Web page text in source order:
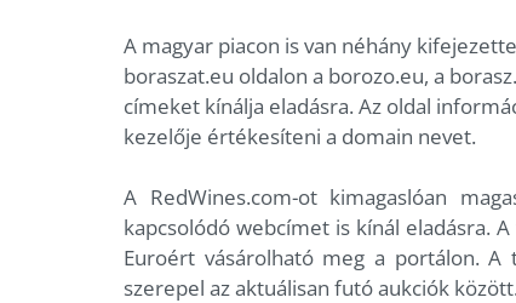
A magyar piacon is van néhány
boraszat.eu oldalon a borozo.eu, a
címeket kínálja eladásra. Az oldal
kezelője értékesíteni a domain nevet.
A RedWines.com-ot kimagaslóan
kapcsolódó webcímet is kínál eladásra.
Euroért vásárolható meg a portálon. A
szerepel az aktuálisan futó aukciók között.